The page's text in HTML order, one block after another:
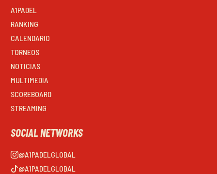
A1PADEL
RANKING
CALENDARIO
TORNEOS
NOTICIAS
MULTIMEDIA
SCOREBOARD
STREAMING
SOCIAL NETWORKS
@A1PADELGLOBAL
@A1PADELGLOBAL